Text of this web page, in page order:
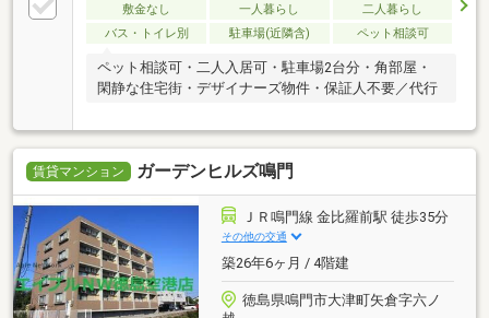
敷金なし 一人暮らし
二人暮らし
バス・トイレ別
駐車場(近隣含) ペット相談可
ペット相談可・二人入居可・駐車場2台分・角部屋・
閑静な住宅街・デザイナーズ物件・保証人不要／代行
賃貸マンション ガーデンヒルズ鳴門
ＪＲ鳴門線 金比羅前駅 徒歩35分
その他の交通
築26年6ヶ月 / 4階建
徳島県鳴門市大津町矢倉字六ノ